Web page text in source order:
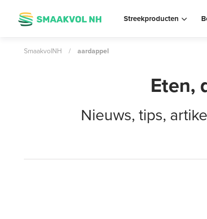
Streekproducten
SmaakvolNH / aardappel
Eten,
Nieuws, tips,